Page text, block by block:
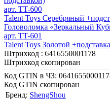
арт. TT-600
Talent Toys Серебряный
Головоломка «Зеркальный
арт. TT-601
Talent Toys Золотой +подставка
Штрихкод : 6416550001178
Штрихкод скопирован
Код GTIN в ЧЗ:
Код GTIN скопирован
Бренд: ShengShou